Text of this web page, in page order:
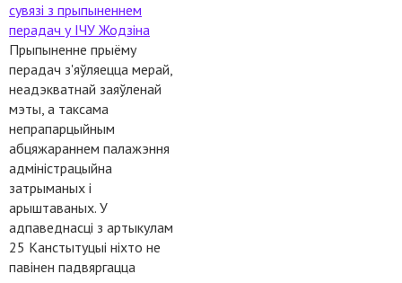
сувязі з прыпыненнем
перадач у ІЧУ Жодзіна
Прыпыненне прыёму
перадач з'яўляецца мерай,
неадэкватнай заяўленай
мэты, а таксама
непрапарцыйным
абцяжараннем палажэння
адміністрацыйна
затрыманых і
арыштаваных. У
адпаведнасці з артыкулам
25 Канстытуцыі ніхто не
павінен падвяргацца